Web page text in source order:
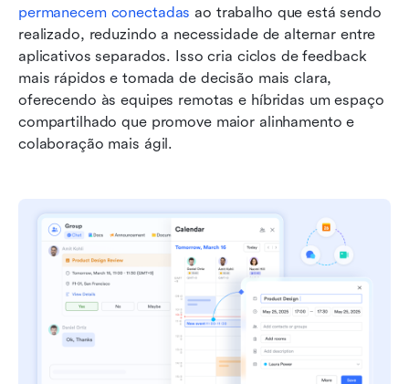
permanecem conectadas ao trabalho que está sendo
realizado, reduzindo a necessidade de alternar entre
aplicativos separados. Isso cria ciclos de feedback
mais rápidos e tomada de decisão mais clara,
oferecendo às equipes remotas e híbridas um espaço
compartilhado que promove maior alinhamento e
colaboração mais ágil.